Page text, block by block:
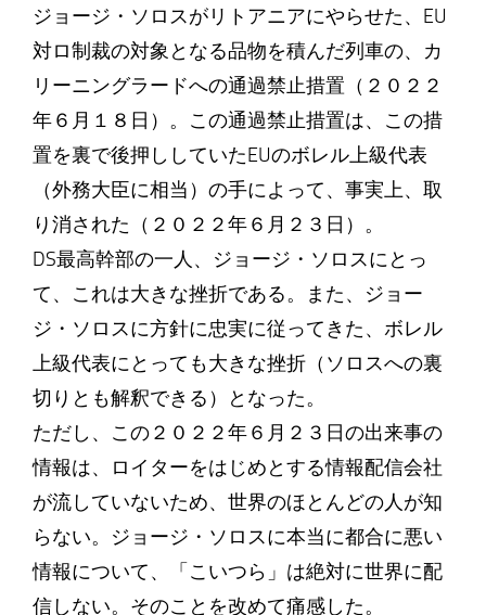
ジョージ・ソロスがリトアニアにやらせた、EU
対ロ制裁の対象となる品物を積んだ列車の、カ
リーニングラードへの通過禁止措置（２０２２
年６月１８日）。この通過禁止措置は、この措
置を裏で後押ししていたEUのボレル上級代表
（外務大臣に相当）の手によって、事実上、取
り消された（２０２２年６月２３日）。
DS最高幹部の一人、ジョージ・ソロスにとっ
て、これは大きな挫折である。また、ジョー
ジ・ソロスに方針に忠実に従ってきた、ボレル
上級代表にとっても大きな挫折（ソロスへの裏
切りとも解釈できる）となった。
ただし、この２０２２年６月２３日の出来事の
情報は、ロイターをはじめとする情報配信会社
が流していないため、世界のほとんどの人が知
らない。ジョージ・ソロスに本当に都合に悪い
情報について、「こいつら」は絶対に世界に配
信しない。そのことを改めて痛感した。